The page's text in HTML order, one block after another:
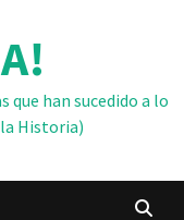
que han sucedido a lo
Historia)